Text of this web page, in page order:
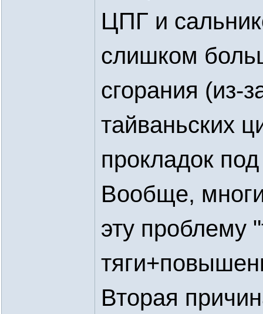
ЦПГ и
слишком
сгорания (из-
тайваньских
прокладок
Вообще,
эту проблему
Вторая